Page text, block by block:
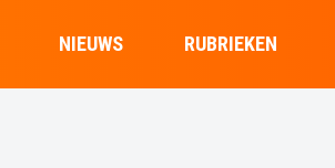
NIEUWS RUBRIEKEN